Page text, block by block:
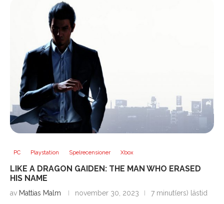
PC Playstation Spelrecensioner Xbox
LIKE A DRAGON GAIDEN: THE MAN WHO ERASED
HIS NAME
av Mattias Malm november 30, 2023 7 minut(ers) lästid